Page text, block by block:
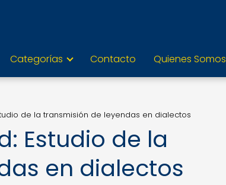
Categorías Contacto Quienes Somos
de la transmisión de leyendas en dialectos
Estudio de la
en dialectos